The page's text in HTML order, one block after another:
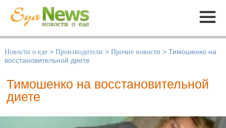
Меню
Новости о еде > Производители > Прочие новости > Тимошенко на
восстановительной диете
Тимошенко на восстановительной
диете